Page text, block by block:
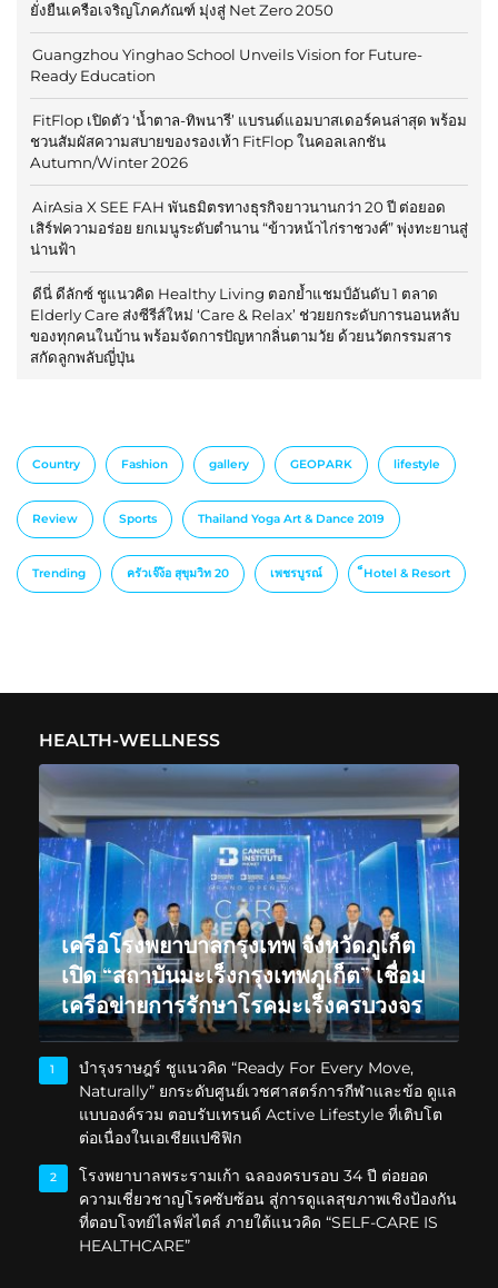
ยั่งยืนเครือเจริญโภคภัณฑ์ มุ่งสู่ Net Zero 2050
Guangzhou Yinghao School Unveils Vision for Future-
Ready Education
FitFlop เปิดตัว ‘น้ำตาล-ทิพนารี’ แบรนด์แอมบาสเดอร์คนล่าสุด พร้อม
ชวนสัมผัสความสบายของรองเท้า FitFlop ในคอลเลกชัน
Autumn/Winter 2026
AirAsia X SEE FAH พันธมิตรทางธุรกิจยาวนานกว่า 20 ปี ต่อยอด
เสิร์ฟความอร่อย ยกเมนูระดับตำนาน “ข้าวหน้าไก่ราชวงศ์” พุ่งทะยานสู่
น่านฟ้า
ดีนี่ ดีลักซ์ ชูแนวคิด Healthy Living ตอกย้ำแชมป์อันดับ 1 ตลาด
Elderly Care ส่งซีรีส์ใหม่ ‘Care & Relax’ ช่วยยกระดับการนอนหลับ
ของทุกคนในบ้าน พร้อมจัดการปัญหากลิ่นตามวัย ด้วยนวัตกรรมสาร
สกัดลูกพลับญี่ปุ่น
Country Fashion gallery GEOPARK lifestyle
Review Sports Thailand Yoga Art & Dance 2019
Trending ครัวเจ๊ง้อ สุขุมวิท 20 เพชรบูรณ์ ็Hotel & Resort
HEALTH-WELLNESS
เครือโรงพยาบาลกรุงเทพ จังหวัดภูเก็ต
เปิด “สถาบันมะเร็งกรุงเทพภูเก็ต” เชื่อม
เครือข่ายการรักษาโรคมะเร็งครบวงจร
1
บำรุงราษฎร์ ชูแนวคิด “Ready For Every Move,
Naturally” ยกระดับศูนย์เวชศาสตร์การกีฬาและข้อ ดูแล
แบบองค์รวม ตอบรับเทรนด์ Active Lifestyle ที่เติบโต
ต่อเนื่องในเอเชียแปซิฟิก
2
โรงพยาบาลพระรามเก้า ฉลองครบรอบ 34 ปี ต่อยอด
ความเชี่ยวชาญโรคซับซ้อน สู่การดูแลสุขภาพเชิงป้องกัน
ที่ตอบโจทย์ไลฟ์สไตล์ ภายใต้แนวคิด “SELF-CARE IS
HEALTHCARE”